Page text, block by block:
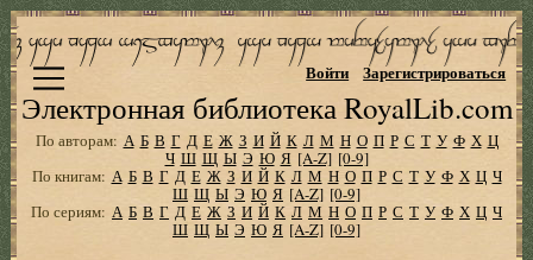
Электронная библиотека RoyalLib.com
Войти Зарегистрироваться
По авторам: А Б В Г Д Е Ж З И Й К Л М Н О П Р С Т У Ф Х Ц
Ч Ш Щ Ы Э Ю Я [A-Z] [0-9]
По книгам: А Б В Г Д Е Ж З И Й К Л М Н О П Р С Т У Ф Х Ц Ч
Ш Щ Ы Э Ю Я [A-Z] [0-9]
По сериям: А Б В Г Д Е Ж З И Й К Л М Н О П Р С Т У Ф Х Ц Ч
Ш Щ Ы Э Ю Я [A-Z] [0-9]